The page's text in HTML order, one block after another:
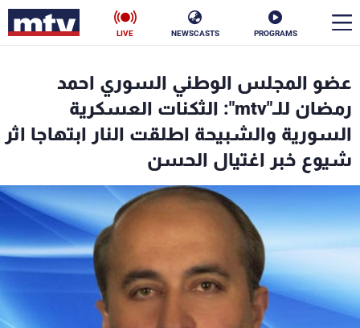
PROGRAMS
NEWSCASTS
LIVE
عضو المجلس الوطني السوري احمد
رمضان للـ"mtv": الثكنات العسكرية
السورية والشبيحة اطلقت النار ابتهاجا اثر
شيوع خبر اغتيال الحسن
الأخبار
سياسة
إقتصاد فن
منوعات رياضة
كأس العالم